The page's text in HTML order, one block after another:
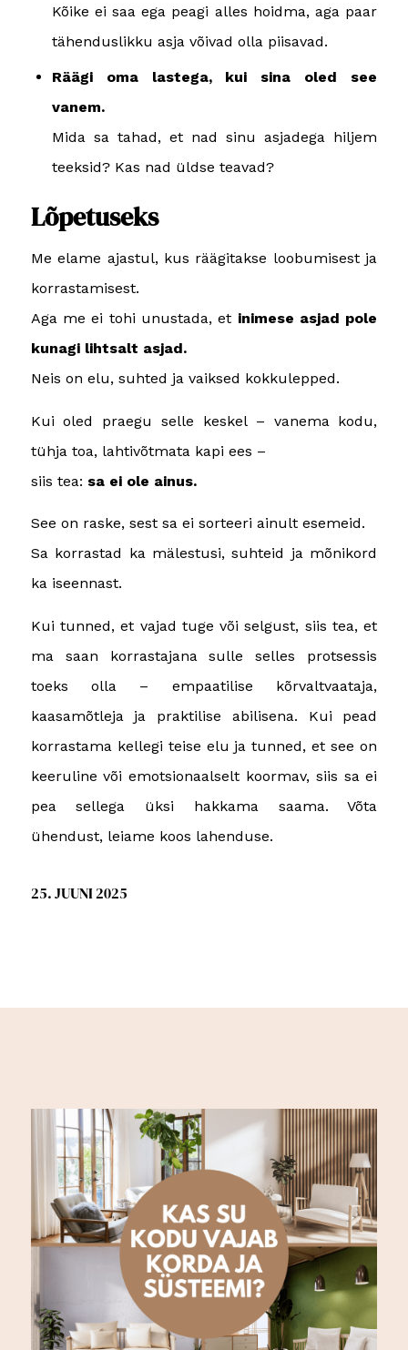
Kõike ei saa ega peagi alles hoidma, aga paar
tähenduslikku asja võivad olla piisavad.
Räägi oma lastega, kui sina oled see
vanem.
Mida sa tahad, et nad sinu asjadega hiljem
teeksid? Kas nad üldse teavad?
Lõpetuseks
Me elame ajastul, kus räägitakse loobumisest ja
korrastamisest.
Aga me ei tohi unustada, et inimese asjad pole
kunagi lihtsalt asjad.
Neis on elu, suhted ja vaiksed kokkulepped.
Kui oled praegu selle keskel – vanema kodu,
tühja toa, lahtivõtmata kapi ees –
siis tea: sa ei ole ainus.
See on raske, sest sa ei sorteeri ainult esemeid.
Sa korrastad ka mälestusi, suhteid ja mõnikord
ka iseennast.
Kui tunned, et vajad tuge või selgust, siis tea, et
ma saan korrastajana sulle selles protsessis
toeks olla – empaatilise kõrvaltvaataja,
kaasamõtleja ja praktilise abilisena. Kui pead
korrastama kellegi teise elu ja tunned, et see on
keeruline või emotsionaalselt koormav, siis sa ei
pea sellega üksi hakkama saama. Võta
ühendust, leiame koos lahenduse.
25. JUUNI 2025